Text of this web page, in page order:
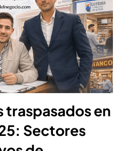
traspasados en
Sectores